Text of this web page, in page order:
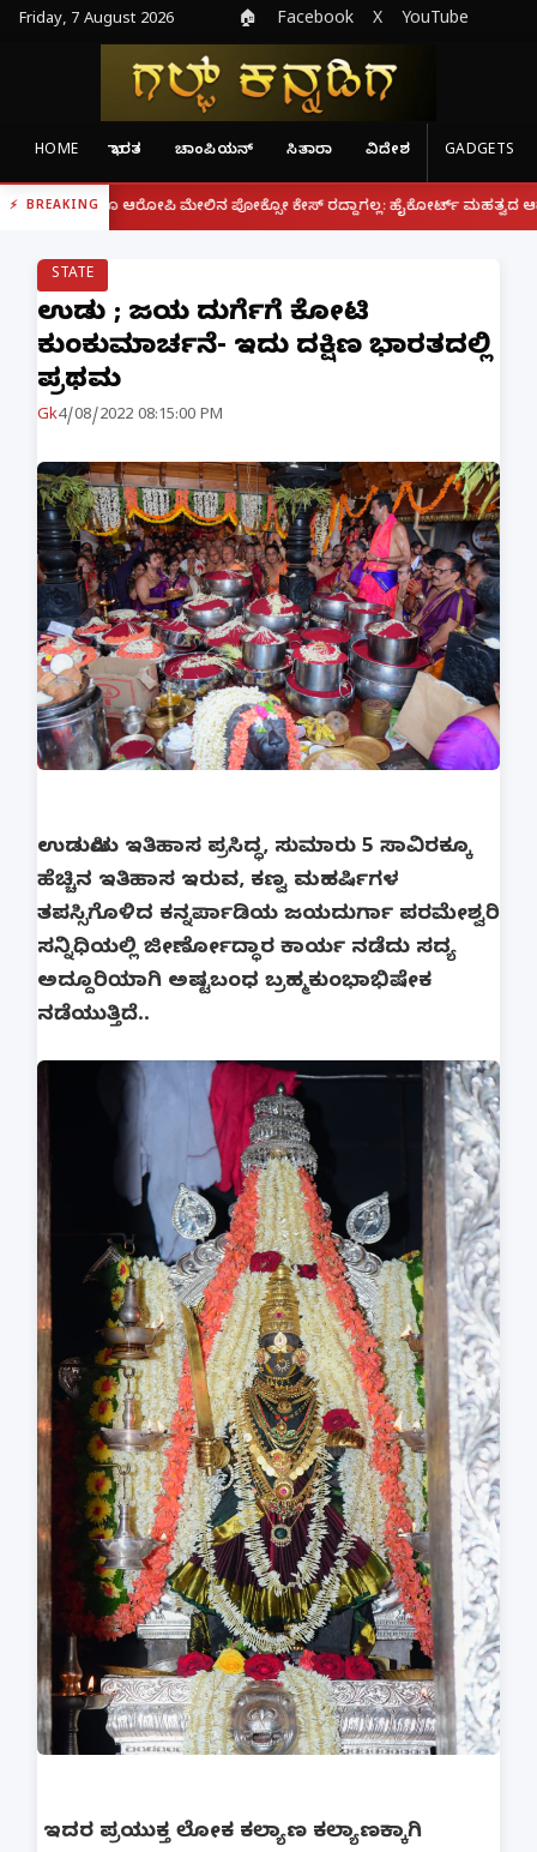
Friday, 7 August 2026 🏠 Facebook X YouTube
HOME ಭಾರತ ಚಾಂಪಿಯನ್ ಸಿತಾರಾ ವಿದೇಶ GADGETS
BREAKING
ಮೇಲಿನ ಪೋಕ್ಸೋ ಕೇಸ್ ರದ್ದಾಗಲ್ಲ: ಹೈಕೋರ್ಟ್ ಮಹತ್ವದ ಆದೇಶ | ಫೋನ್
STATE
ಉಡುಪಿ ; ಜಯ ದುರ್ಗೆಗೆ ಕೋಟಿ
ಕುಂಕುಮಾರ್ಚನೆ- ಇದು ದಕ್ಷಿಣ ಭಾರತದಲ್ಲಿ
ಪ್ರಥಮ
Gk4/08/2022 08:15:00 PM
ಉಡುಪಿಯ ಇತಿಹಾಸ ಪ್ರಸಿದ್ಧ, ಸುಮಾರು 5 ಸಾವಿರಕ್ಕೂ
ಹೆಚ್ಚಿನ ಇತಿಹಾಸ ಇರುವ, ಕಣ್ವ ಮಹರ್ಷಿಗಳ
ತಪಸ್ಸಿಗೊಳಿದ ಕನ್ನರ್ಪಾಡಿಯ ಜಯದುರ್ಗಾ ಪರಮೇಶ್ವರಿ
ಸನ್ನಿಧಿಯಲ್ಲಿ ಜೀರ್ಣೋದ್ಧಾರ ಕಾರ್ಯ ನಡೆದು ಸದ್ಯ
ಅದ್ದೂರಿಯಾಗಿ ಅಷ್ಟಬಂಧ ಬ್ರಹ್ಮಕುಂಭಾಭಿಷೇಕ
ನಡೆಯುತ್ತಿದೆ..
ಇದರ ಪ್ರಯುಕ್ತ ಲೋಕ ಕಲ್ಯಾಣ ಕಲ್ಯಾಣಕ್ಕಾಗಿ